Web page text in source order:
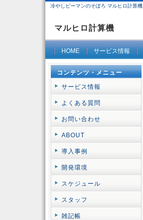
冷やしピーマンのそぼろ マルヒロ計算機
マルヒロ計算機
HOME サービス情報
コンテンツ・メニュー
サービス情報
よくある質問
お問い合わせ
ABOUT
導入事例
開発環境
スケジュール
スタッフ
雑記帳